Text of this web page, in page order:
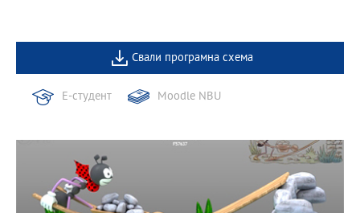
Свали програмна схема
Е-студент Moodle NBU